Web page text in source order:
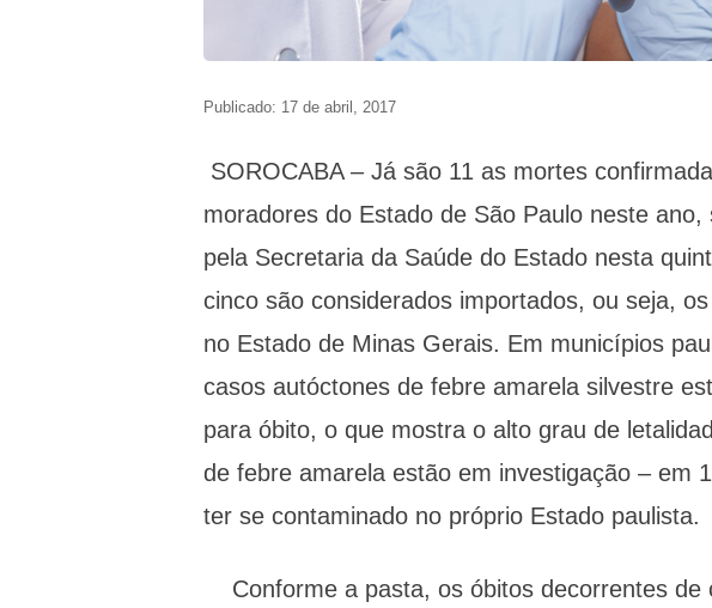
Publicado: 17 de abril, 2017
SOROCABA – Já são 11 as mortes
moradores do Estado de São Paulo neste
pela Secretaria da Saúde do Estado nesta
cinco são considerados importados, ou seja,
no Estado de Minas Gerais. Em municípios
casos autóctones de febre amarela silvestre
para óbito, o que mostra o alto grau de
de febre amarela estão em investigação – em
ter se contaminado no próprio Estado paulista.
Conforme a pasta, os óbitos decorrentes de